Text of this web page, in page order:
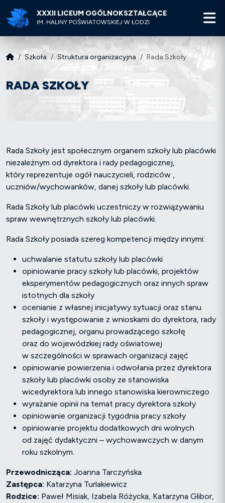
XXXII LICEUM OGÓLNOKSZTAŁCĄCE
IM. HALINY POŚWIATOWSKIEJ W ŁODZI
Szkoła Struktura organizacyjna Rada Szkoły
RADA SZKOŁY
Rada Szkoły jest społecznym organem szkoły lub placówki
niezależnym od dyrektora i rady pedagogicznej,
który reprezentuje ogół nauczycieli, rodziców ,
uczniów/wychowanków, danej szkoły lub placówki.
Rada Szkoły lub placówki uczestniczy w rozwiązywaniu
spraw wewnętrznych szkoły lub placówki.
Rada Szkoły posiada szereg kompetencji między innymi:
uchwalanie statutu szkoły lub placówki
opiniowanie pracy szkoły lub placówki, projektów
eksperymentów pedagogicznych oraz innych spraw
istotnych dla szkoły
ocenianie z własnej inicjatywy sytuacji oraz stanu
szkoły i występowanie z wnioskami do dyrektora, rady
pedagogicznej, organu prowadzącego szkołę
oraz do wojewódzkiej rady oświatowej
w szczególności w sprawach organizacji zajęć
opiniowanie powierzenia i odwołania przez dyrektora
szkoły lub placówki osoby ze stanowiska
wicedyrektora lub innego stanowiska kierowniczego
wyrażanie opinii na temat pracy dyrektora szkoły
opiniowanie organizacji tygodnia pracy szkoły
opiniowanie projektu dodatkowych dni wolnych
od zajęć dydaktyczni – wychowawczych w danym
roku szkolnym.
Przewodnicząca: Joanna Tarczyńska
Zastępca: Katarzyna Turlakiewicz
Rodzice: Paweł Misiak, Izabela Różycka, Katarzyna Glibor,